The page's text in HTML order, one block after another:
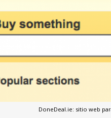
DoneDeal.ie: sitio web